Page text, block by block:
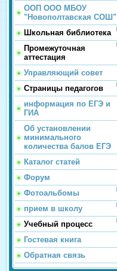
ООП ООО МБОУ
"Новополтавская СОШ"
Школьная библиотека
Промежуточная
аттестация
Управляющий совет
Страницы педагогов
информация по ЕГЭ и
ГИА
Об установлении
минимального
количества балов ЕГЭ
Каталог статей
Форум
Фотоальбомы
прием в школу
Учебный процесс
Гостевая книга
Обратная связь